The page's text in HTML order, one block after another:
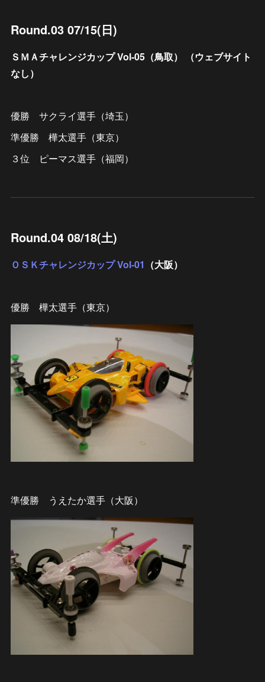
Round.03 07/15(日)
ＳＭＡチャレンジカップ Vol-05（鳥取） （ウェブサイト
なし）
優勝 サクライ選手（埼玉）
準優勝 樺太選手（東京）
３位 ピーマス選手（福岡）
Round.04 08/18(土)
ＯＳＫチャレンジカップ Vol-01 （大阪）
優勝 樺太選手（東京）
準優勝 うえたか選手（大阪）